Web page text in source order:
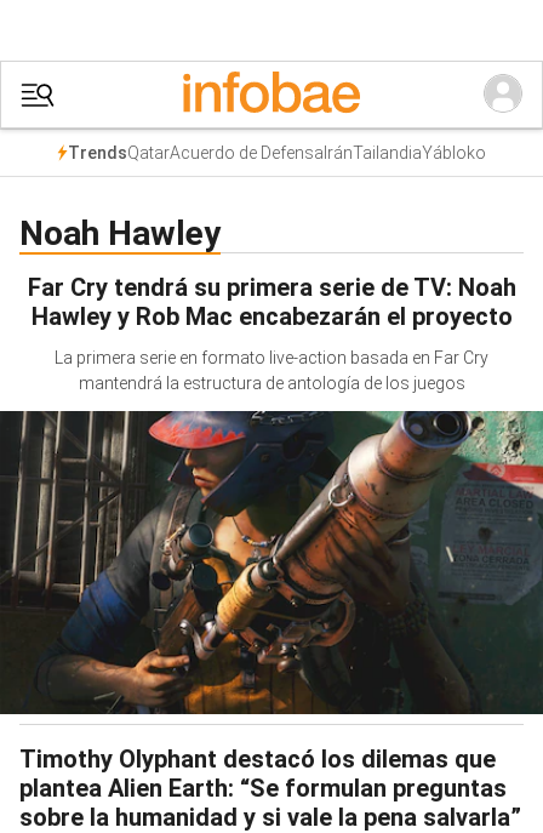
TrendsQatarAcuerdo de DefensaIránTailandiaYábloko
Noah Hawley
Far Cry tendrá su primera serie de TV: Noah
Hawley y Rob Mac encabezarán el proyecto
La primera serie en formato live-action basada en Far Cry
mantendrá la estructura de antología de los juegos
Timothy Olyphant destacó los dilemas que
plantea Alien Earth: “Se formulan preguntas
sobre la humanidad y si vale la pena salvarla”